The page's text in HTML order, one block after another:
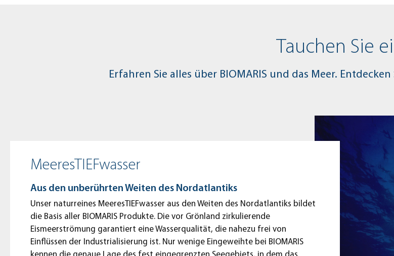
Tauchen Sie
Erfahren Sie alles über BIOMARIS und das Meer.
MeeresTIEFwasser
Aus den unberührten Weiten des Nordatlantiks
Unser naturreines MeeresTIEFwasser aus den Weiten des Nordatlantiks bildet
die Basis aller BIOMARIS Produkte. Die vor Grönland zirkulierende
Eismeerströmung garantiert eine Wasserqualität, die nahezu frei von
Einflüssen der Industrialisierung ist. Nur wenige Eingeweihte bei BIOMARIS